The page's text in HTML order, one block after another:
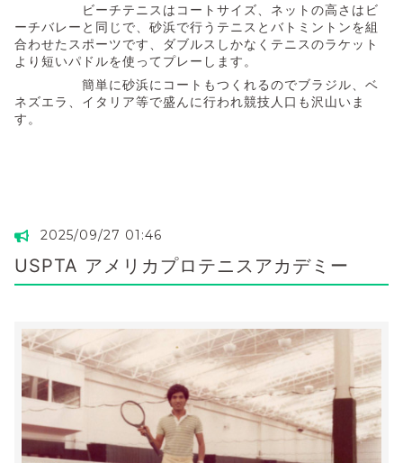
ビーチテニスはコートサイズ、ネットの高さはビ
ーチバレーと同じで、砂浜で行うテニスとバトミントンを組
合わせたスポーツです、ダブルスしかなくテニスのラケット
より短いパドルを使ってプレーします。
簡単に砂浜にコートもつくれるのでブラジル、ベ
ネズエラ、イタリア等で盛んに行われ競技人口も沢山いま
す。
2025/09/27 01:46
USPTA アメリカプロテニスアカデミー